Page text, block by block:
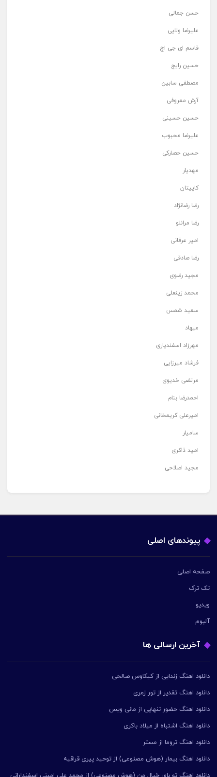
حسن جمالی
علیرضا ولایی
قاسم ای جی اچ
حسین رایج
مصطفی سابین
آرش معروفی
حسین حسینی
علیرضا محبوب
حسین حصارکی
مهدیار
کاپیتان
رضا رضانژاد
رضا مرانلو
امیر عرفانی
رضا صادقی
مجید رضوی
محمد زینعلی
سعید شمس
میهاد
مهرزاد اسفندیاری
فرشاد میرزایی
مرتضی خدیوی
احمدرضا بنام
امیرعلی کریمخانی
سامیار
امید ذاکری
مجید اصلاحی
پیوندهای اصلی
صفحه اصلی
تک ترک
ویدیو
آلبوم
آخرین ارسالی ها
دانلود اهنگ زندایی از کیکاوس صالحی
دانلود اهنگ تقدیر از تور زمری
دانلود اهنگ حضور تنهایی از مانی ویس
دانلود اهنگ اشتباه از میلاد باکری
دانلود اهنگ تروما از مستر
دانلود اهنگ بیمار (هوش مصنوعی) از توحید پیری قراقیه